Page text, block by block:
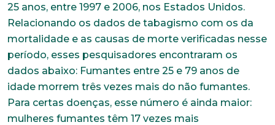
25 anos, entre 1997 e 2006, nos Estados Unidos.
Relacionando os dados de tabagismo com os da
mortalidade e as causas de morte verificadas nesse
período, esses pesquisadores encontraram os
dados abaixo: Fumantes entre 25 e 79 anos de
idade morrem três vezes mais do não fumantes.
Para certas doenças, esse número é ainda maior:
mulheres fumantes têm 17 vezes mais